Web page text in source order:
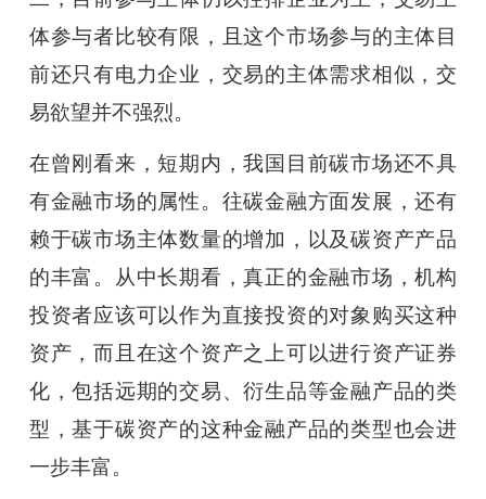
体参与者比较有限，且这个市场参与的主体目
前还只有电力企业，交易的主体需求相似，交
易欲望并不强烈。
在曾刚看来，短期内，我国目前碳市场还不具
有金融市场的属性。往碳金融方面发展，还有
赖于碳市场主体数量的增加，以及碳资产产品
的丰富。从中长期看，真正的金融市场，机构
投资者应该可以作为直接投资的对象购买这种
资产，而且在这个资产之上可以进行资产证券
化，包括远期的交易、衍生品等金融产品的类
型，基于碳资产的这种金融产品的类型也会进
一步丰富。